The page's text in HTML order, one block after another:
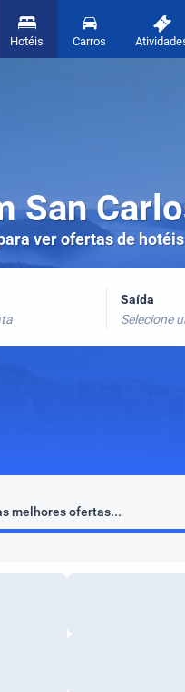
Hotéis Carros
San
ver ofertas de
Saída
Selecione
melhores ofertas...